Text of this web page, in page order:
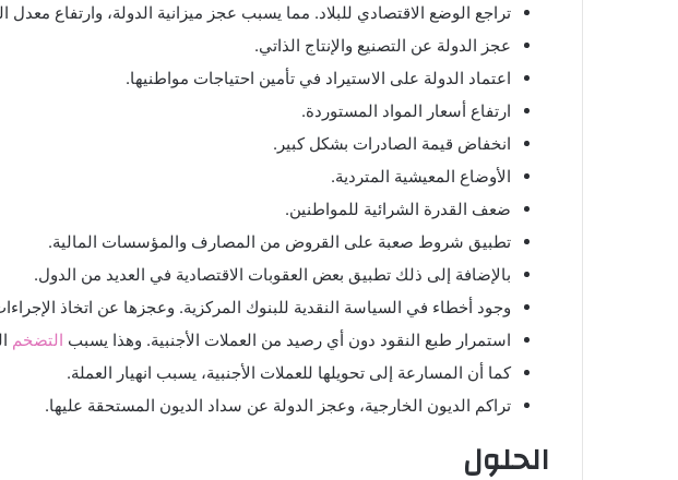
تراجع الوضع الاقتصادي للبلاد. مما يسبب عجز ميزانية الدولة، وارتفاع معدل
عجز الدولة عن التصنيع والإنتاج الذاتي.
اعتماد الدولة على الاستيراد في تأمين احتياجات مواطنيها.
ارتفاع أسعار المواد المستوردة.
انخفاض قيمة الصادرات بشكل كبير.
الأوضاع المعيشية المتردية.
ضعف القدرة الشرائية للمواطنين.
تطبيق شروط صعبة على القروض من المصارف والمؤسسات المالية.
بالإضافة إلى ذلك تطبيق بعض العقوبات الاقتصادية في العديد من الدول.
وجود أخطاء في السياسة النقدية للبنوك المركزية. وعجزها عن اتخاذ
استمرار طبع النقود دون أي رصيد من العملات الأجنبية. وهذا يسبب التضخم
كما أن المسارعة إلى تحويلها للعملات الأجنبية، يسبب انهيار العملة.
تراكم الديون الخارجية، وعجز الدولة عن سداد الديون المستحقة عليها.
الحلول